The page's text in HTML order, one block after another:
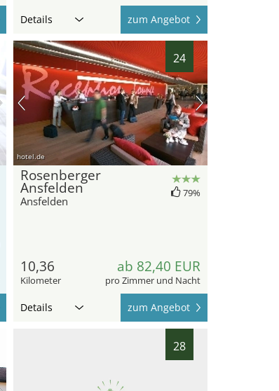
Details zum Angebot
24
hotel.de
Rosenberger
Ansfelden
Ansfelden
79%
10,36
Kilometer
ab 82,40 EUR
pro Zimmer und Nacht
Details zum Angebot
28